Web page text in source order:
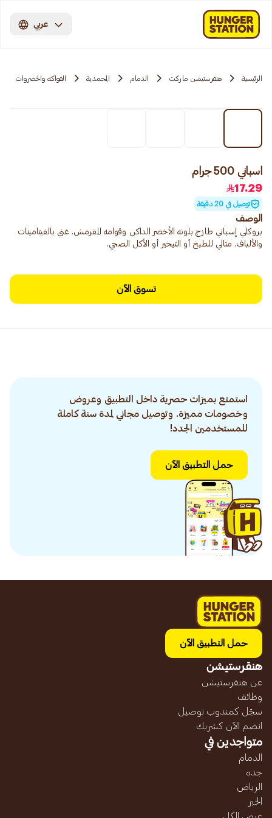
عربي
الرئيسية هنقرستيشن ماركت الدمام المحمدية الفواكه والخضروات
اسباني 500 جرام
17.29
توصيل في 20 دقيقة
الوصف
بروكلي إسباني طازج بلونه الأخضر الداكن وقوامه المقرمش. غني بالفيتامينات
والألياف. مثالي للطبخ أو التبخير أو الأكل الصحي.
تسوق الآن
استمتع بميزات حصرية داخل التطبيق وعروض
وخصومات مميزة. وتوصيل مجاني لمدة سنة كاملة
للمستخدمين الجدد!
حمل التطبيق الآن
حمل التطبيق الآن
هنقرستيشن
عن هنقرستيشن
وظائف
سجّل كمندوب توصيل
انضم الآن كشريك
متواجدين في
الدمام
جده
الرياض
الخبر